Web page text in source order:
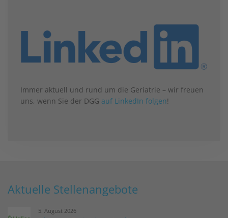
Immer aktuell und rund um die Geriatrie – wir freuen
uns, wenn Sie der DGG auf LinkedIn folgen!
Aktuelle Stellenangebote
5. August 2026